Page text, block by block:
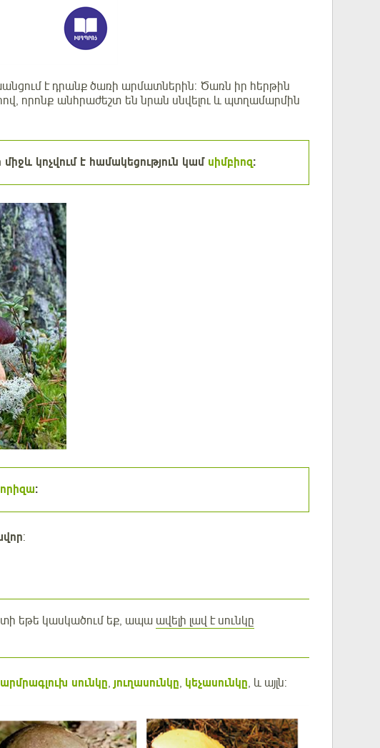
է դրանք ծառի արմատներին: Ծառն իր հերթին
որոնք անհրաժեշտ են նրան սնվելու և պտղամարմին
կոչվում է համակեցություն կամ սիմբիոզ:
:
:
եթե կասկածում եք, ապա ավելի լավ է սունկը
սունկը, յուղասունկը, կեչասունկը, և այլն: